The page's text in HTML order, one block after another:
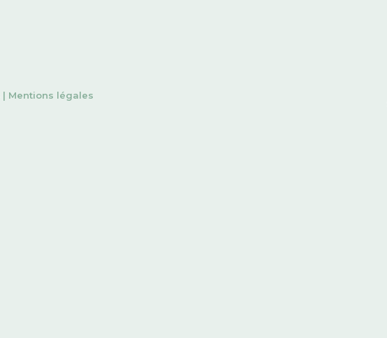
| Mentions légales